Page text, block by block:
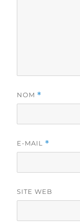
NOM *
E-MAIL *
SITE WEB